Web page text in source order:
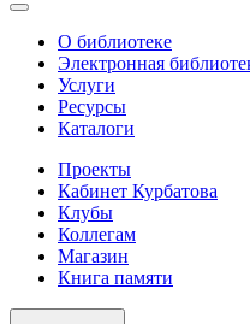
О библиотеке
Электронная
Услуги
Ресурсы
Каталоги
Проекты
Кабинет Курбатова
Клубы
Коллегам
Магазин
Книга памяти